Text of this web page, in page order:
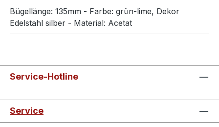
Bügellänge: 135mm - Farbe: grün-lime, Dekor
Edelstahl silber - Material: Acetat
Service-Hotline
Service